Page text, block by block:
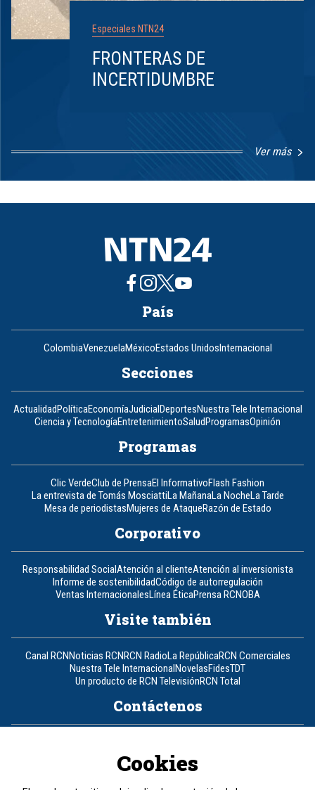
Especiales NTN24
FRONTERAS DE
INCERTIDUMBRE
Ver más
1
8
País
ColombiaVenezuelaMéxicoEstados UnidosInternacional
Secciones
ActualidadPolíticaEconomíaJudicialDeportesNuestra Tele Internacional
Ciencia y TecnologíaEntretenimientoSaludProgramasOpinión
Programas
Clic VerdeClub de PrensaEl InformativoFlash Fashion
La entrevista de Tomás MosciattiLa MañanaLa NocheLa Tarde
Mesa de periodistasMujeres de AtaqueRazón de Estado
Corporativo
Responsabilidad SocialAtención al clienteAtención al inversionista
Informe de sostenibilidadCódigo de autorregulación
Ventas InternacionalesLínea ÉticaPrensa RCNOBA
Visite también
Canal RCNNoticias RCNRCN RadioLa RepúblicaRCN Comerciales
Nuestra Tele InternacionalNovelasFidesTDT
Un producto de RCN TelevisiónRCN Total
Contáctenos
Cookies